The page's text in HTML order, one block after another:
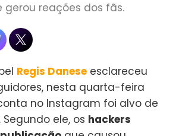
gerou reações dos fãs.
Regis Danese esclareceu
nesta quarta-feira
no Instagram foi alvo de
ele, os hackers